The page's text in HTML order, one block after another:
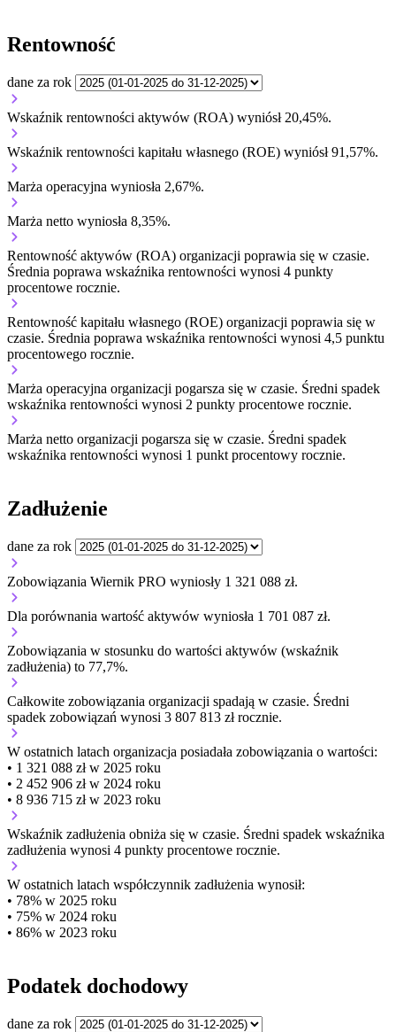
Rentowność
dane za rok
Wskaźnik rentowności aktywów (ROA) wyniósł 20,45%.
Wskaźnik rentowności kapitału własnego (ROE) wyniósł 91,57%.
Marża operacyjna wyniosła 2,67%.
Marża netto wyniosła 8,35%.
Rentowność aktywów (ROA) organizacji poprawia się w czasie.
Średnia poprawa wskaźnika rentowności wynosi 4 punkty
procentowe rocznie.
Rentowność kapitału własnego (ROE) organizacji poprawia się w
czasie. Średnia poprawa wskaźnika rentowności wynosi 4,5 punktu
procentowego rocznie.
Marża operacyjna organizacji pogarsza się w czasie. Średni spadek
wskaźnika rentowności wynosi 2 punkty procentowe rocznie.
Marża netto organizacji pogarsza się w czasie. Średni spadek
wskaźnika rentowności wynosi 1 punkt procentowy rocznie.
Zadłużenie
dane za rok
Zobowiązania Wiernik PRO wyniosły 1 321 088 zł.
Dla porównania wartość aktywów wyniosła 1 701 087 zł.
Zobowiązania w stosunku do wartości aktywów (wskaźnik
zadłużenia) to 77,7%.
Całkowite zobowiązania organizacji spadają w czasie. Średni
spadek zobowiązań wynosi 3 807 813 zł rocznie.
W ostatnich latach organizacja posiadała zobowiązania o wartości:
• 1 321 088 zł w 2025 roku
• 2 452 906 zł w 2024 roku
• 8 936 715 zł w 2023 roku
Wskaźnik zadłużenia obniża się w czasie. Średni spadek wskaźnika
zadłużenia wynosi 4 punkty procentowe rocznie.
W ostatnich latach współczynnik zadłużenia wynosił:
• 78% w 2025 roku
• 75% w 2024 roku
• 86% w 2023 roku
Podatek dochodowy
dane za rok